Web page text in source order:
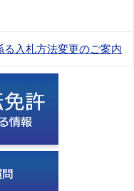
入札方法変更のご案内